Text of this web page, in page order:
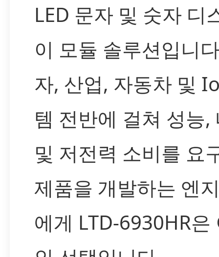
LED 문자 및 숫자 디
이 모듈 솔루션입니
자, 산업, 자동차 및
템 전반에 걸쳐 성능,
및 저전력 소비를 요
제품을 개발하는 엔
에게 LTD-6930HR은